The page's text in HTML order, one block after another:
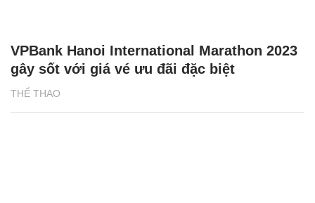
THỂ THAO
VPBank Hanoi International Marathon 2023
gây sốt với giá vé ưu đãi đặc biệt